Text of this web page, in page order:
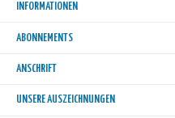
INFORMATIONEN
ABONNEMENTS
ANSCHRIFT
UNSERE AUSZEICHNUNGEN